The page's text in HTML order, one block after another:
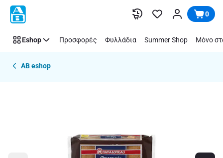
Παράλειψη 0
Eshop Προσφορές Φυλλάδια Summer Shop Μόνο
AB eshop